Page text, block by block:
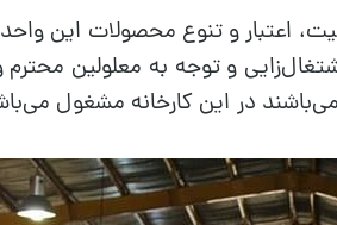
اعتبار و تنوع محصولات این
و توجه به معلولین